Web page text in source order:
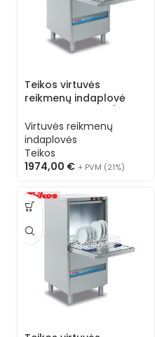
Teikos virtuvės
reikmenų indaplovė
programos 1N
Virtuvės reikmenų
indaplovės
Teikos
1974,00 € + PVM (21%)